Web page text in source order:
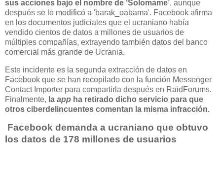
sus acciones bajo el nombre de ‘Solomame’, aunque
después se lo modificó a 'barak_oabama'. Facebook afirma
en los documentos judiciales que el ucraniano había
vendido cientos de datos a millones de usuarios de
múltiples compañías, extrayendo también datos del banco
comercial más grande de Ucrania.
Este incidente es la segunda extracción de datos en
Facebook que se han recopilado con la función Messenger
Contact Importer para compartirla después en RaidForums.
Finalmente, la app ha retirado dicho servicio para que
otros ciberdelincuentes comentan la misma infracción.
Facebook demanda a ucraniano que obtuvo
los datos de 178 millones de usuarios